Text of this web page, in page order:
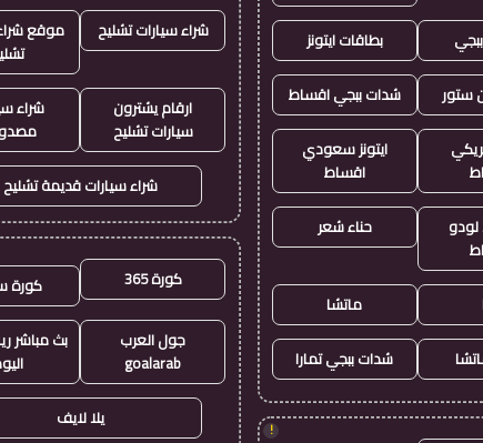
بطاقات ايتونز
ستور شدات ببجي اقساط
ايتونز سعودي
اقساط
حناء شعر
ماتشا
شدات ببجي تمارا
!
شراء سيارات تشليح
موقع
ارقام يشترون
سيارات تشليح
شراء
شراء سيارات قديمة تشليح
كورة 365 كورة
جول العرب
goalarab
بث مباشر
يلا لايف